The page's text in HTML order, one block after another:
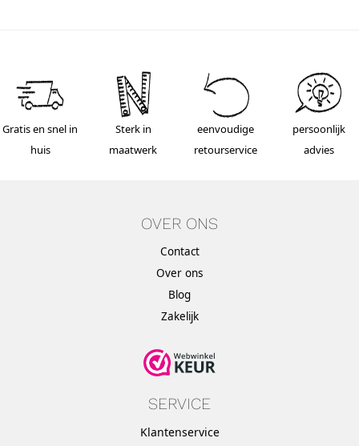
Gratis en snel in
huis
Sterk in
maatwerk
eenvoudige
retourservice
persoonlijk
advies
OVER ONS
Contact
Over ons
Blog
Zakelijk
SERVICE
Klantenservice